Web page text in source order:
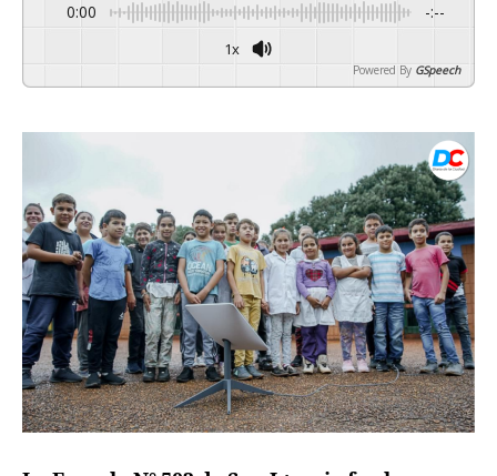
0:00 -:--
1x
Powered By GSpeech